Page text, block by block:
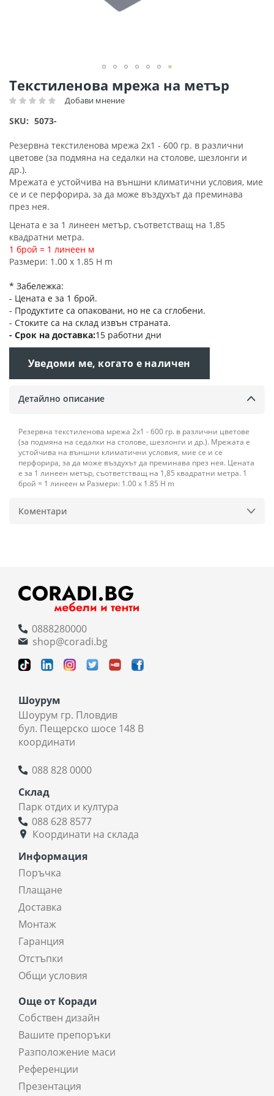
Текстиленова мрежа на метър
Рейтинг: Добави мнение
SKU 5073-
Резервна текстиленова мрежа 2x1 - 600 гр. в различни
цветове (за подмяна на седалки на столове, шезлонги и
др.).
Мрежата е устойчива на външни климатични условия, мие
се и се перфорира, за да може въздухът да преминава
през нея.
Цената е за 1 линеен метър, съответстващ на 1,85
квадратни метра.
1 брой = 1 линеен м
Размери: 1.00 x 1.85 H m
* Забележка:
- Цената е за 1 брой.
- Продуктите са опаковани, но не са сглобени.
- Стоките са на склад извън страната.
Срок на доставка 15 работни дни
Уведоми ме, когато е наличен
Преминете
към
началото
на
със
снимки
Детайлно описание
Резервна текстиленова мрежа 2x1 - 600 гр. в различни цветове
(за подмяна на седалки на столове, шезлонги и др.). Мрежата е
устойчива на външни климатични условия, мие се и се
перфорира, за да може въздухът да преминава през нея. Цената
е за 1 линеен метър, съответстващ на 1,85 квадратни метра. 1
брой = 1 линеен м Размери: 1.00 x 1.85 H m
Коментари
0888280000
shop@coradi.bg
Шоурум
Шоурум гр. Пловдив
бул. Пещерско шосе 148 В
координати
088 828 0000
Склад
Парк отдих и култура
088 628 8577
Координати на склада
Информация
Поръчка
Плащане
Доставка
Монтаж
Гаранция
Отстъпки
Общи условия
Още от Коради
Собствен дизайн
Вашите препоръки
Разположение маси
Референции
Презентация